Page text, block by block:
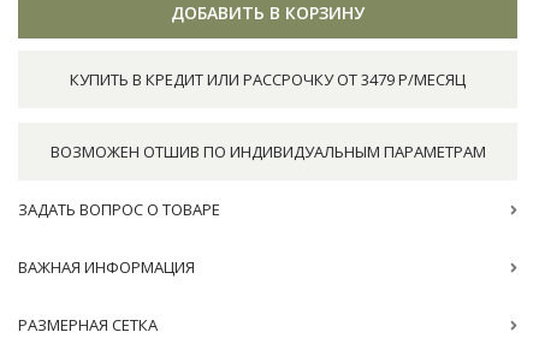
ДОБАВИТЬ В КОРЗИНУ
КУПИТЬ В КРЕДИТ ИЛИ РАССРОЧКУ ОТ 3479 Р/МЕСЯЦ
ВОЗМОЖЕН ОТШИВ ПО ИНДИВИДУАЛЬНЫМ ПАРАМЕТРАМ
ЗАДАТЬ ВОПРОС О ТОВАРЕ
ВАЖНАЯ ИНФОРМАЦИЯ
РАЗМЕРНАЯ СЕТКА